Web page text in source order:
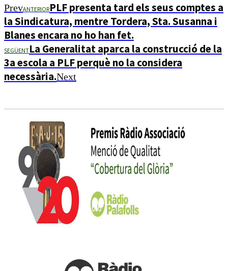
PrevANTERIORPLF presenta tard els seus comptes a
la Sindicatura, mentre Tordera, Sta. Susanna i
Blanes encara no ho han fet.
SEGÜENTLa Generalitat aparca la construcció de la
3a escola a PLF perquè no la considera
necessària.Next